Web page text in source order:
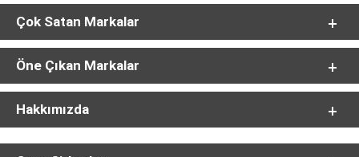
Çok Satan Markalar
Öne Çıkan Markalar
Hakkımızda